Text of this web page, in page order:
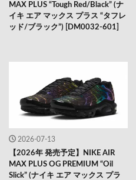
MAX PLUS “Tough Red/Black” (ナ
イキ エア マックス プラス “タフレ
ッド/ブラック”) [DM0032-601]
2026-07-13
【2026年 発売予定】NIKE AIR
MAX PLUS OG PREMIUM “Oil
Slick” (ナイキ エア マックス プラ